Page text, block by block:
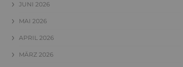
JUNI 2026
MAI 2026
APRIL 2026
MÄRZ 2026